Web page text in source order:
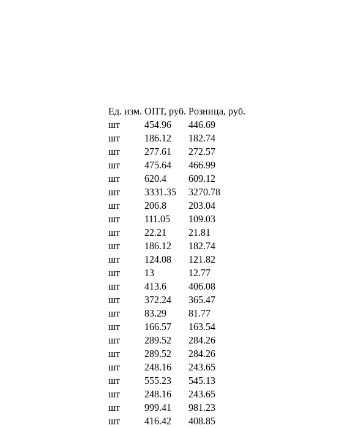
Ед. изм. ОПТ, руб. Розница, руб.
шт 454.96
446.69
шт 186.12
182.74
шт 277.61
272.57
шт 475.64
466.99
шт 620.4
609.12
шт 3331.35
3270.78
шт 206.8
203.04
шт 111.05
109.03
шт 22.21
21.81
шт 186.12
182.74
шт 124.08
121.82
шт 13
12.77
шт 413.6
406.08
шт 372.24
365.47
шт 83.29
81.77
шт 166.57
163.54
шт 289.52
284.26
шт 289.52
284.26
шт 248.16
243.65
шт 555.23
545.13
шт 248.16
243.65
шт 999.41
981.23
шт 416.42
408.85